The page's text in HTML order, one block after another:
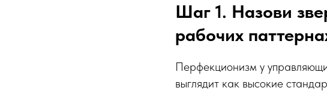
Шаг 1. Назови
рабочих
Перфекционизм у
выглядит как высокие